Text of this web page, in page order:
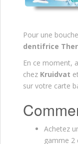
Pour une
dentifrice
En ce moment,
chez Kruidvat
sur votre carte
Achetez
gamme 2